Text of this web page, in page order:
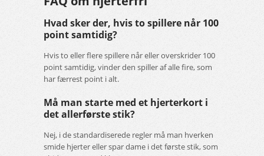
Hvad sker der, hvis to spillere når 100
point samtidig?
Hvis to eller flere spillere når eller overskrider 100
point samtidig, vinder den spiller af alle fire, som
har færrest point i alt.
Må man starte med et hjerterkort i
det allerførste stik?
Nej, i de standardiserede regler må man hverken
smide hjerter eller spar dame i det første stik, som